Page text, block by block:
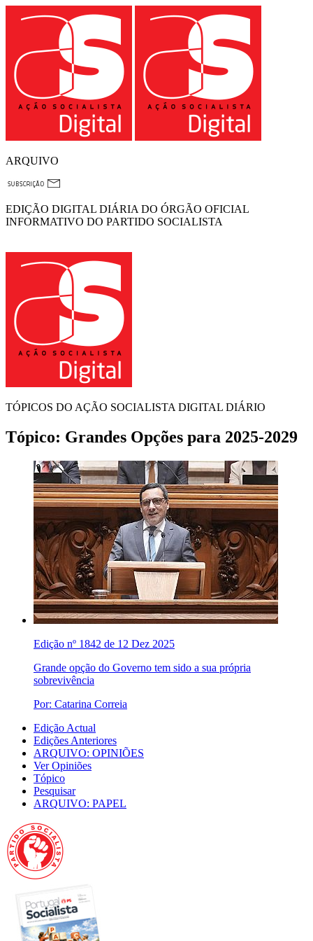
ARQUIVO
EDIÇÃO DIGITAL DIÁRIA DO ÓRGÃO OFICIAL
INFORMATIVO DO PARTIDO SOCIALISTA
TÓPICOS DO AÇÃO SOCIALISTA DIGITAL DIÁRIO
Tópico: Grandes Opções para 2025-2029
Edição nº 1842 de 12 Dez 2025
Grande opção do Governo tem sido a sua própria
sobrevivência
Por: Catarina Correia
Edição Actual
Edições Anteriores
ARQUIVO: OPINIÕES
Ver Opiniões
Tópico
Pesquisar
ARQUIVO: PAPEL